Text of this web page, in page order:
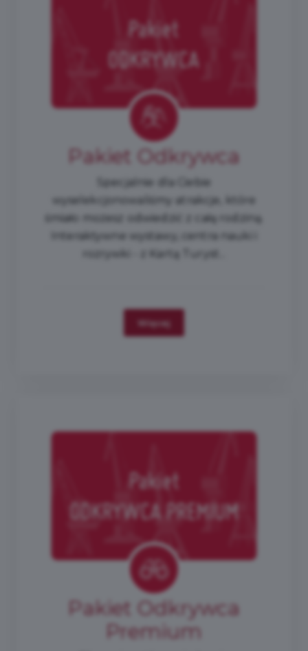
Pakiet Odkrywca
Specjalnie dla Ciebie
wyselekcjonowaliśmy atrakcje, które
śmiało możesz odwiedzić z całą rodziną.
Interaktywne wystawy, centra nauki i
rozrywki - z Kartą Turyst...
Więcej
Pakiet Odkrywca
Premium